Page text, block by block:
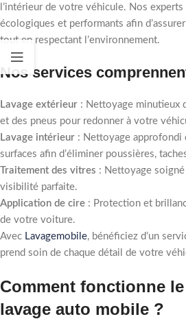
l’intérieur de votre véhicule. Nos
écologiques et performants afin
tout en respectant l’environnement.
Nos services
Lavage extérieur : Nettoyage minutieux
et des pneus pour redonner à votre
Lavage intérieur : Nettoyage approfondi
surfaces afin d’éliminer poussières,
Traitement des vitres : Nettoyage
visibilité parfaite.
Application de cire : Protection et
de votre voiture.
Avec Lavagemobile, bénéficiez d’un
prend soin de chaque détail de votre
Comment fonctionne
lavage auto mobile ?